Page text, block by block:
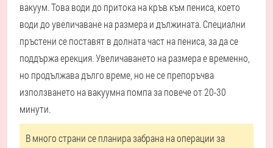
вакуум. Това води до притока на кръв към пениса, което
води до увеличаване на размера и дължината. Специални
пръстени се поставят в долната част на пениса, за да се
поддържа ерекция. Увеличаването на размера е временно,
но продължава дълго време, но не се препоръчва
използването на вакуумна помпа за повече от 20-30
минути.
В много страни се планира забрана на операции за